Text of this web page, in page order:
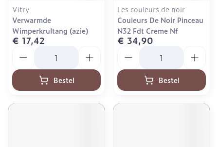
Vitry
Verwarmde
Wimperkrultang (azie)
€ 17,42
Bestel
Les couleurs de noir
Couleurs De Noir Pinceau
N32 Fdt Creme Nf
€ 34,90
Bestel